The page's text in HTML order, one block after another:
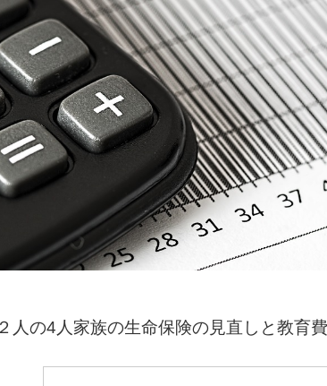
人の4人家族の生命保険の見直しと教育